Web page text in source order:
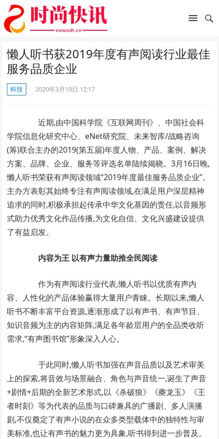
懒人听书获2019年度有声阅读行业最佳
服务品质企业
科技 2020年3月19日 12:17
近期,由中国科学院《互联网周刊》、中国社会科
学院信息化研究中心、eNet研究院、未来智库/战略咨询
(筹)联合主办的2019(第五届)年度人物、产品、案例、解决
方案、品牌、企业、服务等评选名单陆续揭晓。3月16日晚,
懒人听书荣获有声阅读领域“2019年度最佳服务品质企业”。
主办方表彰其始终专注有声阅读领域,在满足用户深层精神
追求的同时,积极承担起传承中华文化基因的责任,以音频形
式助力优秀文化作品传播,为文化自信、文化兴盛建设提供
了有益启发。
内容为王 以有声力量助推全民阅读
作为有声阅读行业代表,懒人听书以优质有声内
容、人性化的产品体验赢得大量用户青睐。长期以来,懒人
听书不断丰富平台资源,逐渐形成了以有声书、有声节目、
知识音频为主的内容矩阵,满足各年龄层用户的全品类收听
需求,“有声图书馆”形象深入人心。
于此同时,懒人听书加强在声音品质以及艺术审美
上的探索,将音效与场景融合、角色与声音统一,诞生了声音
+剧情+后期的全新艺术形式,以《杀破狼》《夔龙玉》《王
者时刻》等为代表的品质与口碑兼具的广播剧、多人演播
剧,不仅奠定了有声小说的在众多类型载体中的独特性与审
美标准,也让有声书的魅力更为具象,听书得到进一步普及。